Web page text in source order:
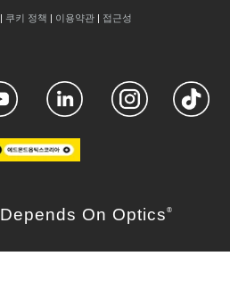
쿠키 정책 이용약관| 접근성
Depends On Optics ®